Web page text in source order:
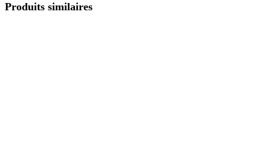
Produits similaires